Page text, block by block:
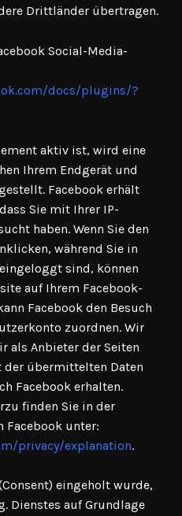
Drittländer übertragen.
Social-Media-
docs/plugins/?
aktiv ist, wird eine
Ihrem Endgerät und
Facebook erhält
Sie mit Ihrer IP-
haben. Wenn Sie den
während Sie in
sind, können
auf Ihrem Facebook-
Facebook den Besuch
zuordnen. Wir
als Anbieter der Seiten
der übermittelten Daten
Facebook erhalten.
finden Sie in der
Facebook unter:
privacy/explanation.
eingeholt wurde,
Dienstes auf Grundlage